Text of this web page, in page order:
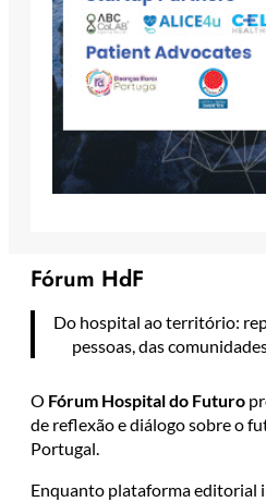
Fórum HdF
Do hospital ao território:
pessoas, das
O Fórum Hospital do Futuro
de reflexão e diálogo sobre o
Portugal.
Enquanto plataforma editorial